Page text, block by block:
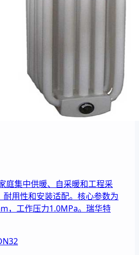
庭集中供暖、自采暖和工程采
用性和安装适配。核心参数为
，工作压力1.0MPa。瑞华特